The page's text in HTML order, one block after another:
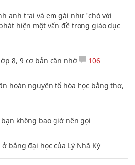
anh trai và em gái như 'chó với
hiện một vấn đề trong giáo dục
8, 9 cơ bản cần nhớ 106
hoàn nguyên tố hóa học bằng thơ,
không bao giờ nên gọi
bằng đại học của Lý Nhã Kỳ